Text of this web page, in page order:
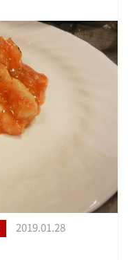
2019.01.28